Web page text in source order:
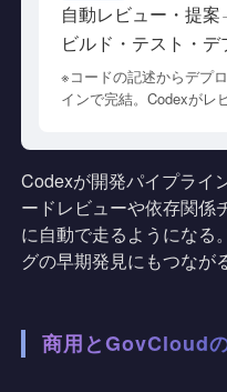
自動レビュー・提案
ビルド・テスト・デ
※コードの記述からデプ
インで完結。Codexがレ
Codexが開発パイプライ
ードレビューや依存関係
に自動で走るようになる
グの早期発見にもつなが
商用とGovCloud